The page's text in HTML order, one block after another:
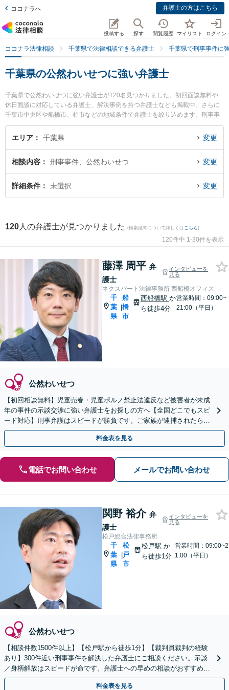
ココナラへ 弁護士の方はこちら
投稿する 探す 閲覧履歴 マイリスト ログイン
ココナラ法律相談 千葉県で法律相談できる弁護士 千葉県で刑事事件に
千葉県の公然わいせつに強い弁護士
千葉県で公然わいせつに強い弁護士が120名見つかりました。初回面談無料や
休日面談に対応している弁護士、解決事例を持つ弁護士なども掲載中。さらに
千葉市中央区や船橋市、柏市などの地域条件で弁護士を絞り込めます。刑事事
件に関係する加害者側や少年犯罪、再犯・前科あり等の細かな分野での絞り込
み検索もでき便利です。特にネクスパート法律事務所 西船橋オフィスの藤澤 周
す。『千葉県で土日や夜間に発生した公然わいせつのトラブルを今すぐに弁護
士に相談したい』『公然わいせつのトラブル解決の実績豊富な近くの弁護士を
検索したい』『初回相談無料で公然わいせつを法律相談できる千葉県内の弁護
エリア 千葉県 変更
相談内容 刑事事件、公然わいせつ 変更
詳細条件 未選択 変更
120 人の弁護士が見つかりました (検索結果について詳しくは こちら)
120件中 1-30件を表示
藤澤 周平 弁
護士
インタビューを
見る
ネクスパート法律事務所 西船橋オフィス
千
葉
県
|
船
橋
市
西船橋駅 か
ら徒歩4分
営業時間：09:00~
21:00（平日）
公然わいせつ
【初回相談無料】児童売春・児童ポルノ禁止法違反など被害者が未成
年の事件の示談交渉に強い弁護士をお探しの方へ【全国どこでもスピ
ード対応】刑事弁護はスピードが勝負です。ご家族が逮捕されたら一
刻も早くご相談ください【24時間365日相談受付】
料金表を見る
電話でお問い合わせ メールでお問い合わせ
関野 裕介 弁
護士
インタビューを
見る
松戸総合法律事務所
千
葉
県
|
松
戸
市
松戸駅 か
ら徒歩1分
営業時間：09:00~2
1:00（平日）
公然わいせつ
【相談件数1500件以上】【松戸駅から徒歩1分】【裁判員裁判の経験
あり】300件近い刑事事件を解決した弁護士にご相談ください。示談
／身柄解放はスピードが命です。弁護士への早めの相談がおすすめ。
弁護士のセカンドオピニオンにも対応
料金表を見る